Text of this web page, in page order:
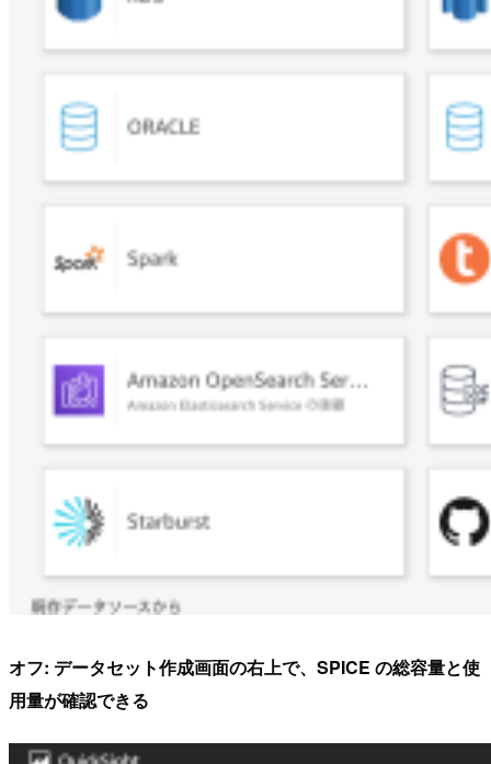
オフ: データセット作成画面の右上で、SPICE の総容量と使
用量が確認できる